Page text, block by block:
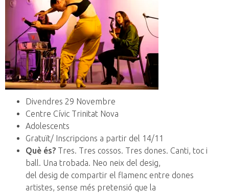
Divendres 29 Novembre
Centre Cívic Trinitat Nova
Adolescents
Gratuït/ Inscripcions a partir del 14/11
Què és? Tres. Tres cossos. Tres dones. Canti, toc i
ball. Una trobada. Neo neix del desig,
del desig de compartir el flamenc entre dones
artistes, sense més pretensió que la